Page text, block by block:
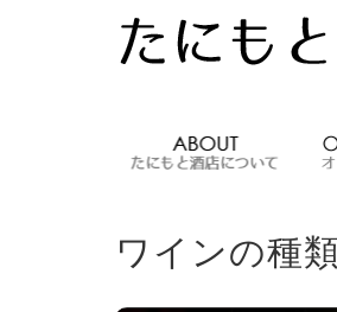
ワインの種類